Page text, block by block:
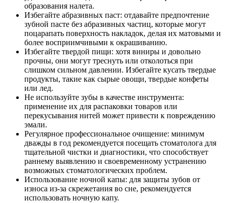
образования налета.
Избегайте абразивных паст: отдавайте предпочтение
зубной пасте без абразивных частиц, которые могут
поцарапать поверхность накладок, делая их матовыми и
более восприимчивыми к окрашиванию.
Избегайте твердой пищи: хотя виниры и довольно
прочны, они могут треснуть или отколоться при
слишком сильном давлении. Избегайте кусать твердые
продукты, такие как сырые овощи, твердые конфеты
или лед.
Не используйте зубы в качестве инструмента:
применение их для распаковки товаров или
перекусывания нитей может привести к повреждению
эмали.
Регулярное профессиональное очищение: минимум
дважды в год рекомендуется посещать стоматолога для
тщательной чистки и диагностики, что способствует
раннему выявлению и своевременному устранению
возможных стоматологических проблем.
Использование ночной капы: для защиты зубов от
износа из-за скрежетания во сне, рекомендуется
использовать ночную капу.